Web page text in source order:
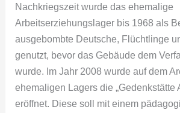
Nachkriegszeit wurde das ehemalige
Arbeitserziehungslager bis 1968 als
ausgebombte Deutsche, Flüchtlinge
genutzt, bevor das Gebäude dem
wurde. Im Jahr 2008 wurde auf dem
ehemaligen Lagers die „Gedenkstätte
eröffnet. Diese soll mit einem